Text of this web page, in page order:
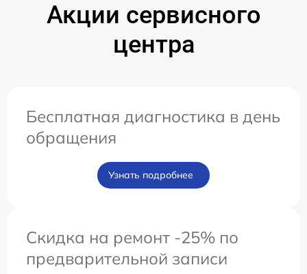
Акции сервисного
центра
Бесплатная диагностика в день
обращения
Узнать подробнее
Скидка на ремонт -25% по
предварительной записи